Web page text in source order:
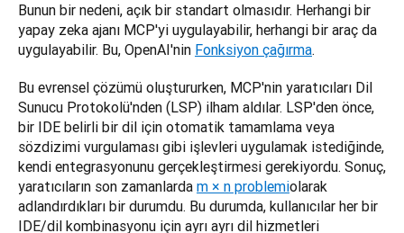
Bunun bir nedeni, açık bir standart olmasıdır. Herhangi bir
yapay zeka ajanı MCP'yi uygulayabilir, herhangi bir araç da
uygulayabilir. Bu, OpenAI'nin Fonksiyon çağırma.
Bu evrensel çözümü oluştururken, MCP'nin yaratıcıları Dil
Sunucu Protokolü'nden (LSP) ilham aldılar. LSP'den önce,
bir IDE belirli bir dil için otomatik tamamlama veya
sözdizimi vurgulaması gibi işlevleri uygulamak istediğinde,
kendi entegrasyonunu gerçekleştirmesi gerekiyordu. Sonuç,
yaratıcıların son zamanlarda m × n problemiolarak
adlandırdıkları bir durumdu. Bu durumda, kullanıcılar her bir
IDE/dil kombinasyonu için ayrı ayrı dil hizmetleri